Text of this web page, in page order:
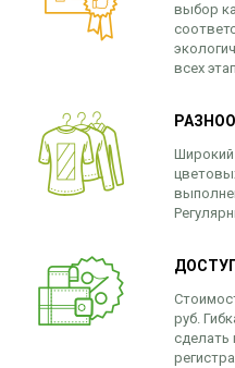
выбор
всех
руб.
сделать